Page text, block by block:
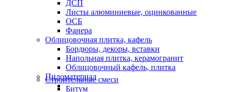
ДСП
Листы алюминиевые, оцинкованные
ОСБ
Фанера
Облицовочная плитка, кафель
Бордюры, декоры, вставки
Напольная плитка, керамогранит
Облицовочный кафель, плитка
Пиломатериал
Строительные смеси
Битум